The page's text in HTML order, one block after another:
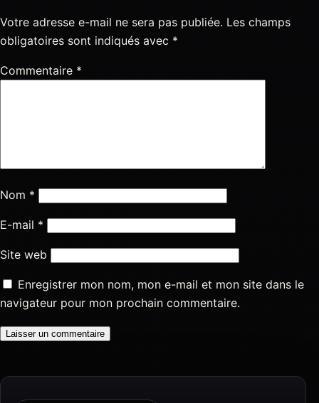
Votre adresse e-mail ne sera pas publiée. Les champs
obligatoires sont indiqués avec *
Commentaire *
Nom *
E-mail *
Site web
Enregistrer mon nom, mon e-mail et mon site dans le
navigateur pour mon prochain commentaire.